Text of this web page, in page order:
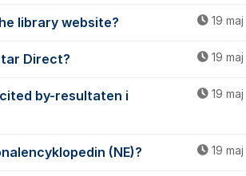
library website? 19 maj
Direct? 19 maj
by-resultaten i
19 maj
(NE)? 19 maj